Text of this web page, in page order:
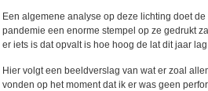
Een algemene analyse op deze lichting doet
pandemie een enorme stempel op ze gedrukt
er iets is dat opvalt is hoe hoog de lat dit jaar
Hier volgt een beeldverslag van wat er zoal
vonden op het moment dat ik er was geen